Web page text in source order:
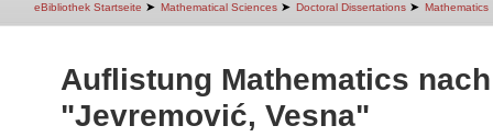
eBibliothek Startseite ➤ Mathematical Sciences ➤ Doctoral Dissertations ➤ Mathematics
Auflistung Mathematics
"Jevremović, Vesna"